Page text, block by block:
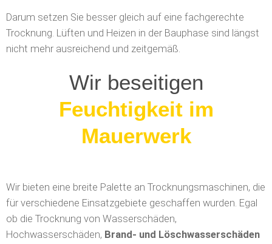
Darum setzen Sie besser gleich auf eine fachgerechte
Trocknung. Lüften und Heizen in der Bauphase sind längst
nicht mehr ausreichend und zeitgemäß.
Wir beseitigen
Feuchtigkeit nach
Brandschäden
Wir bieten eine breite Palette an Trocknungsmaschinen, die
für verschiedene Einsatzgebiete geschaffen wurden. Egal
ob die Trocknung von Wasserschäden,
Hochwasserschäden, Brand- und Löschwasserschäden